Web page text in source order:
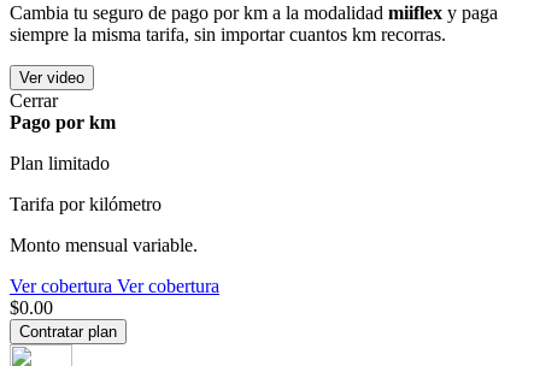
Cambia tu seguro de pago por km a la modalidad miiflex y paga
siempre la misma tarifa, sin importar cuantos km recorras.
Ver video
Cerrar
Pago por km
Plan limitado
Tarifa por kilómetro
Monto mensual variable.
Ver cobertura Ver cobertura
$0.00
Contratar plan